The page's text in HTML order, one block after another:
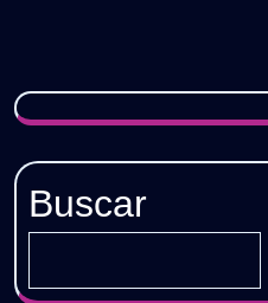
Buscar